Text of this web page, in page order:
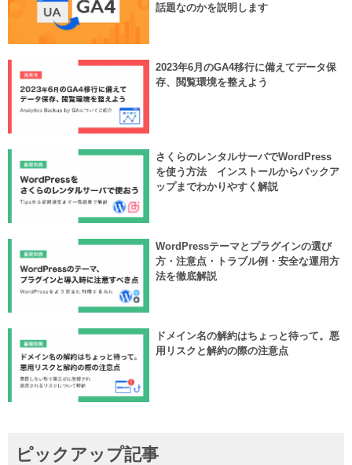
話題なのかを説明します
2023年6月のGA4移行に備えてデータ保
存、閲覧環境を整えよう
さくらのレンタルサーバでWordPress
を使う方法 インストールからバックア
ップまでわかりやすく解説
WordPressテーマとプラグインの選び
方・注意点・トラブル例・安全な運用方
法を徹底解説
ドメイン名の解約はちょっと待って。悪
用リスクと解約の際の注意点
ピックアップ記事